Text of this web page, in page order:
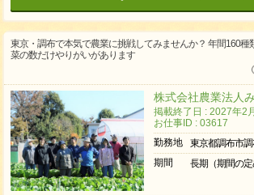
東京・調布で本気で農業に挑戦してみませんか？ 年間160種
菜の数だけやりがいがあります
株式会社農業法人
掲載終了日 : 2027年2
お仕事ID : 03617
勤務地
東京都調布市
期間
長期（期間の定